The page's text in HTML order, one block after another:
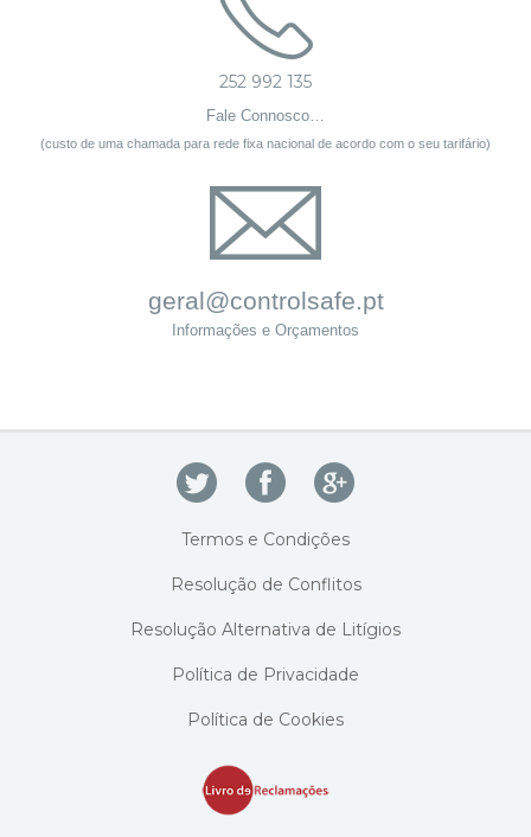
252 992 135
Fale Connosco…
(custo de uma chamada para rede fixa nacional de acordo com o seu tarifário)
geral@controlsafe.pt
Informações e Orçamentos
Termos e Condições
Resolução de Conflitos
Resolução Alternativa de Litígios
Política de Privacidade
Política de Cookies